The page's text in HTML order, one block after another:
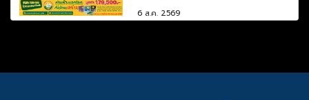
6 ส.ค. 2569